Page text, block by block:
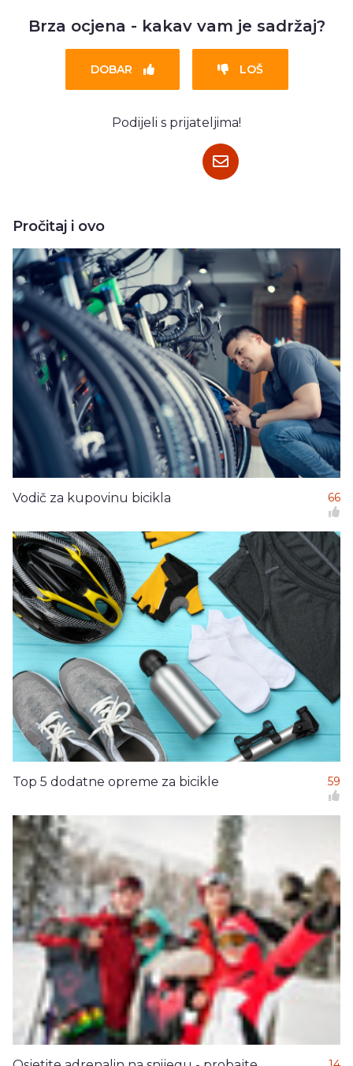
Brza ocjena - kakav vam je sadržaj?
DOBAR LOŠ
Podijeli s prijateljima!
Pročitaj i ovo
Vodič za kupovinu bicikla 66
Top 5 dodatne opreme za bicikle 59